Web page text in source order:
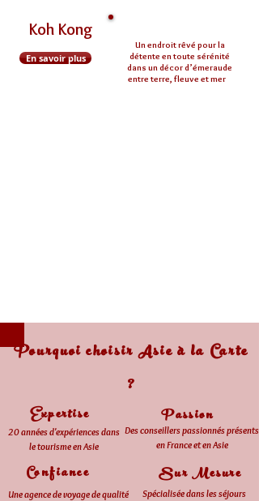
Koh Kong
En savoir plus
Un endroit rêvé pour la
détente en toute sérénité
dans un décor d’émeraude
entre terre, fleuve et mer
Pourquoi choisir Asie à la Carte
?
Des conseillers passionnés présents
en France et en Asie
Passion
20 années d'expériences dans
le tourisme en Asie
Expertise
Confiance
Une agence de voyage de qualité
Sur Mesure
Spécialisée dans les séjours